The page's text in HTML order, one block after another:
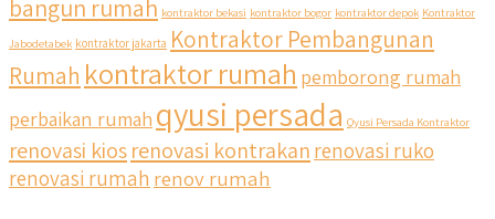
bangun rumah kontraktor bekasi kontraktor bogor kontraktor depok Kontraktor
Jabodetabek kontraktor jakarta Kontraktor Pembangunan
Rumah kontraktor rumah pemborong rumah
perbaikan rumah qyusi persada Qyusi Persada Kontraktor
renovasi kiosrenovasi kontrakanrenovasi ruko
renovasi rumah renov rumah